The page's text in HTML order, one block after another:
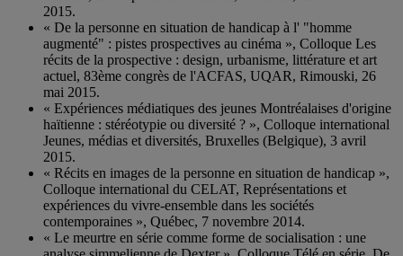
2015.
« De la personne en situation de handicap à l' "homme
augmenté" : pistes prospectives au cinéma », Colloque Les
récits de la prospective : design, urbanisme, littérature et art
actuel, 83ème congrès de l'ACFAS, UQAR, Rimouski, 26
mai 2015.
« Expériences médiatiques des jeunes Montréalaises d'origine
haïtienne : stéréotypie ou diversité ? », Colloque international
Jeunes, médias et diversités, Bruxelles (Belgique), 3 avril
2015.
« Récits en images de la personne en situation de handicap »,
Colloque international du CELAT, Représentations et
expériences du vivre-ensemble dans les sociétés
contemporaines », Québec, 7 novembre 2014.
« Le meurtre en série comme forme de socialisation : une